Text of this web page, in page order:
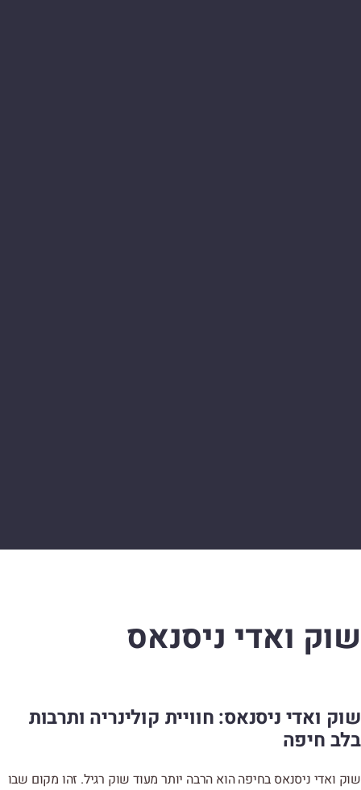
שוק ואדי ניסנאס
שוק ואדי ניסנאס: חוויית קולינריה ותרבות
בלב חיפה
שוק ואדי ניסנאס בחיפה הוא הרבה יותר מעוד שוק רגיל. זהו מקום שבו